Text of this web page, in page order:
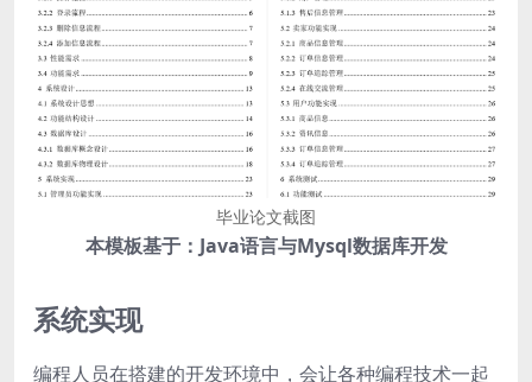
毕业论文截图
本模板基于：Java语言与Mysql数据库开发
系统实现
编程人员在搭建的开发环境中，会让各种编程技术一起